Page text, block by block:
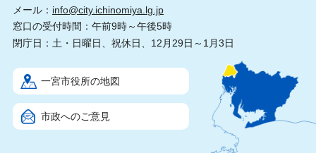
メール： info@city.ichinomiya.lg.jp
窓口の受付時間：午前9時～午後5時
閉庁日：土・日曜日、祝休日、12月29日～1月3日
一宮市役所の地図
市政へのご意見